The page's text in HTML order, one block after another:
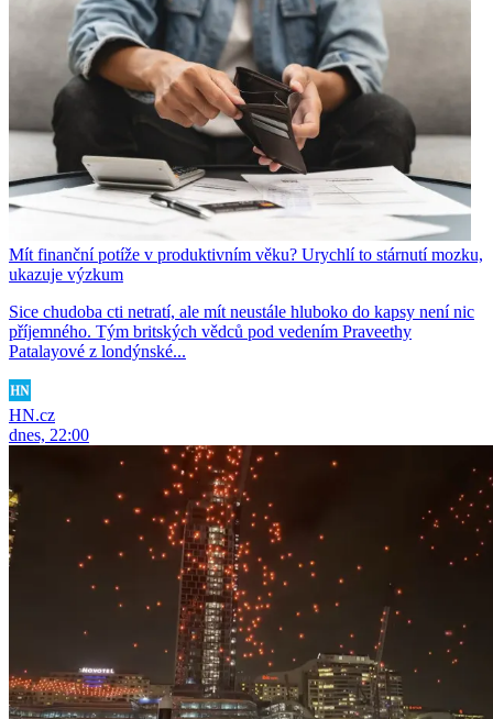
Mít finanční potíže v produktivním věku? Urychlí to stárnutí mozku,
ukazuje výzkum
Sice chudoba cti netratí, ale mít neustále hluboko do kapsy není nic
příjemného. Tým britských vědců pod vedením Praveethy
Patalayové z londýnské...
HN.cz
dnes, 22:00